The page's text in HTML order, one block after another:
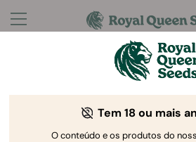
Perguntas?
Bem-vindo ao Royal Queen
Tem 18 ou mais
O conteúdo e os produtos do